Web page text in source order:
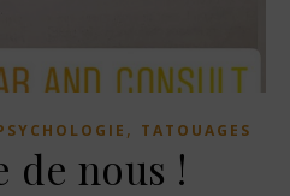
, TATOUAGES
de nous !